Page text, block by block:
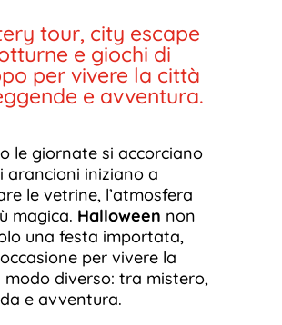
tour, city escape
e giochi di
per vivere la città
e avventura.
le giornate si accorciano
arancioni iniziano a
le vetrine, l’atmosfera
magica. Halloween non
una festa importata,
per vivere la
diverso: tra mistero,
e avventura.